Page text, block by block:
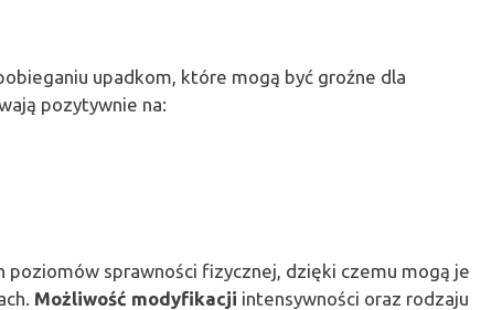
upadkom, które mogą być groźne dla
pozytywnie na:
poziomów sprawności fizycznej, dzięki czemu mogą je
Możliwość modyfikacji intensywności oraz rodzaju